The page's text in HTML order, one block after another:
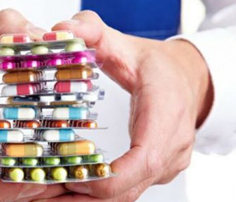
Politica de Cookies
Disclaimer
Contact